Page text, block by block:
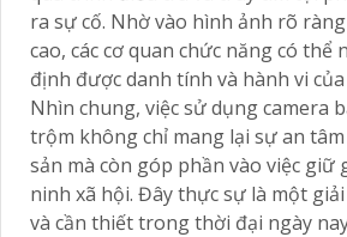
ra sự cố. Nhờ vào hình ảnh rõ
cao, các cơ quan chức năng có thể
định được danh tính và hành vi
Nhìn chung, việc sử dụng camera
trộm không chỉ mang lại sự an
sản mà còn góp phần vào việc giữ
ninh xã hội. Đây thực sự là một
và cần thiết trong thời đại ngày